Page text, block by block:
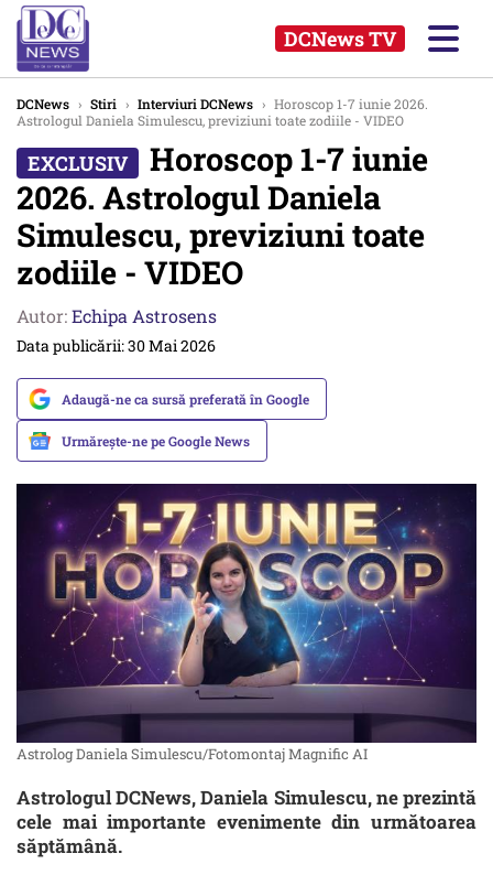
DCNews TV
DCNews › Stiri › Interviuri DCNews › Horoscop 1-7 iunie 2026.
Astrologul Daniela Simulescu, previziuni toate zodiile - VIDEO
Horoscop 1-7 iunie
2026. Astrologul Daniela
Simulescu, previziuni toate
zodiile - VIDEO
Autor:Echipa Astrosens
Data publicării: 30 Mai 2026
Adaugă-ne ca sursă preferată în Google
Urmărește-ne pe Google News
Astrolog Daniela Simulescu/Fotomontaj Magnific AI
Astrologul DCNews, Daniela Simulescu, ne prezintă
cele mai importante evenimente din următoarea
săptămână.